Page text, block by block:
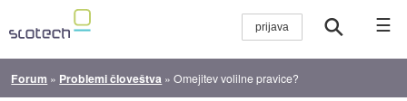
☰
Forum » Problemi človeštva »Omejitev volilne pravice?